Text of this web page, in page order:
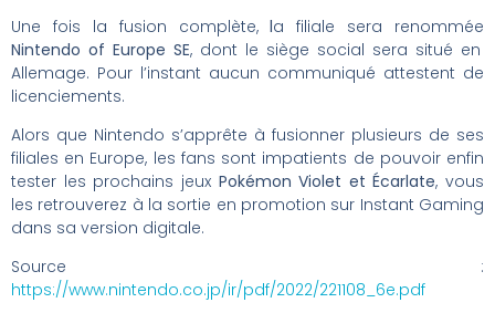
Une fois la fusion complète,la filiale sera renommée
Nintendo of Europe SE, dont le siège social sera situé en
Allemage. Pour l’instant aucun communiqué attestent de
licenciements.
Alors que Nintendo s’apprête à fusionner plusieurs de ses
filiales en Europe, les fans sont impatients de pouvoir enfin
tester les prochains jeux Pokémon Violet et Écarlate, vous
les retrouverez à la sortie en promotion sur Instant Gaming
dans sa version digitale.
Source :
https://www.nintendo.co.jp/ir/pdf/2022/221108_6e.pdf